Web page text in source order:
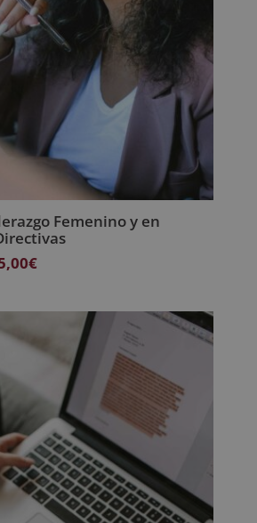
Femenino y en
€El
595,00€.